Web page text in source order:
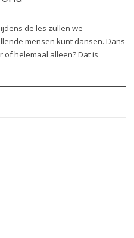
de les zullen we
mensen kunt dansen. Dans
of helemaal alleen? Dat is